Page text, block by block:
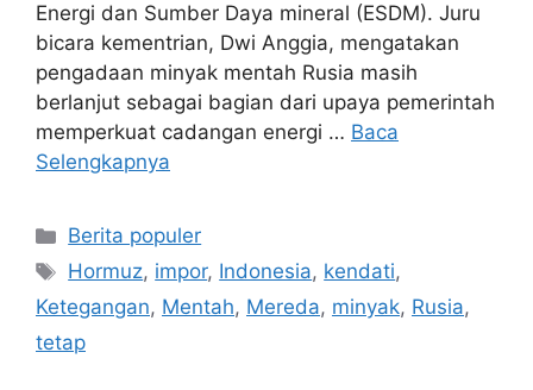
Energi dan Sumber Daya mineral (ESDM). Juru
bicara kementrian, Dwi Anggia, mengatakan
pengadaan minyak mentah Rusia masih
berlanjut sebagai bagian dari upaya pemerintah
memperkuat cadangan energi … Baca
Selengkapnya
Kategori
Berita populer
Tag
Hormuz, impor, Indonesia, kendati,
Ketegangan, Mentah, Mereda, minyak, Rusia,
tetap